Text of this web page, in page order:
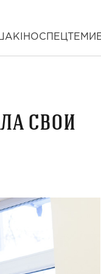
КІНОСПЕЦТЕМИ
свои